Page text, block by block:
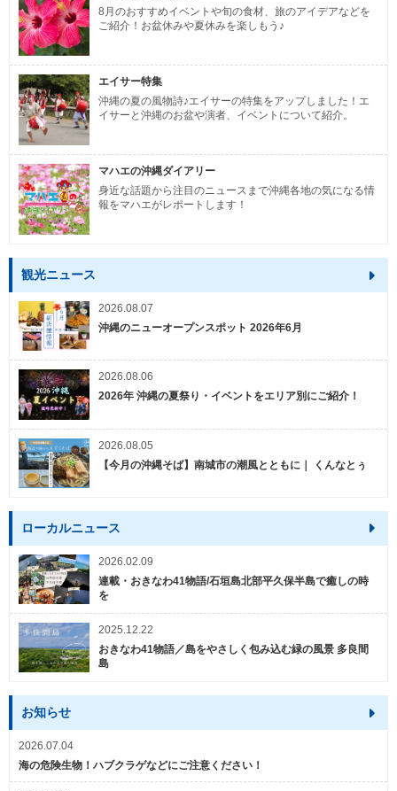
8月のおすすめイベントや旬の食材、旅のアイデアなどを
ご紹介！お盆休みや夏休みを楽しもう♪
エイサー特集
沖縄の夏の風物詩♪エイサーの特集をアップしました！エ
イサーと沖縄のお盆や演者、イベントについて紹介。
マハエの沖縄ダイアリー
身近な話題から注目のニュースまで沖縄各地の気になる情
報をマハエがレポートします！
観光ニュース
2026.08.07
沖縄のニューオープンスポット 2026年6月
2026.08.06
2026年 沖縄の夏祭り・イベントをエリア別にご紹介！
2026.08.05
【今月の沖縄そば】南城市の潮風とともに｜ くんなとぅ
ローカルニュース
2026.02.09
連載・おきなわ41物語/石垣島北部平久保半島で癒しの時
を
2025.12.22
おきなわ41物語／島をやさしく包み込む緑の風景 多良間
島
お知らせ
2026.07.04
海の危険生物！ハブクラゲなどにご注意ください！